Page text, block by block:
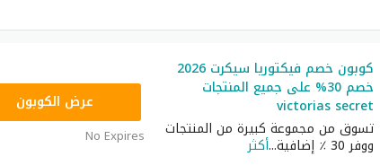
كوبون خصم فيكتوريا سيكرت 2026
خصم 30% على جميع المنتجات
victorias secret
تسوق من مجموعة كبيرة من المنتجات
ووفر 30 ٪ إضافية ...أكثر
عرض الكوبون
No Expires